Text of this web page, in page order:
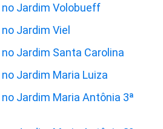
Jardim Volobueff
Jardim Viel
Jardim Santa Carolina
Jardim Maria Luiza
Jardim Maria Antônia 3ª